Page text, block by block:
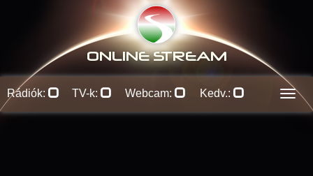
ONLINE STREAM
Rádiók: TV-k: Webcam: Kedv.: